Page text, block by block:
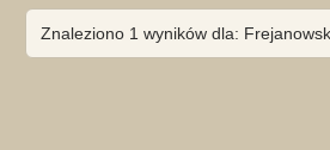
Znaleziono 1 wyników dla: